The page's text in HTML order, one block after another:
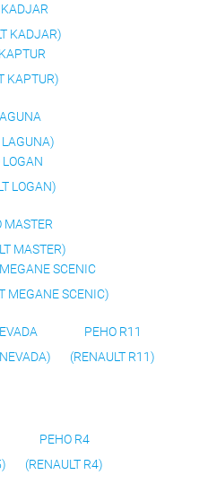
KADJAR)
KAPTUR)
LAGUNA)
LOGAN)
MASTER)
SCENIC
MEGANE SCENIC)
РЕНО R11
(RENAULT R11)
РЕНО R4
(RENAULT R4)